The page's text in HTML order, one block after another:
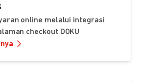
online melalui integrasi
checkout DOKU